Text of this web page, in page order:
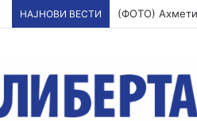
НАЈНОВИ ВЕСТИ